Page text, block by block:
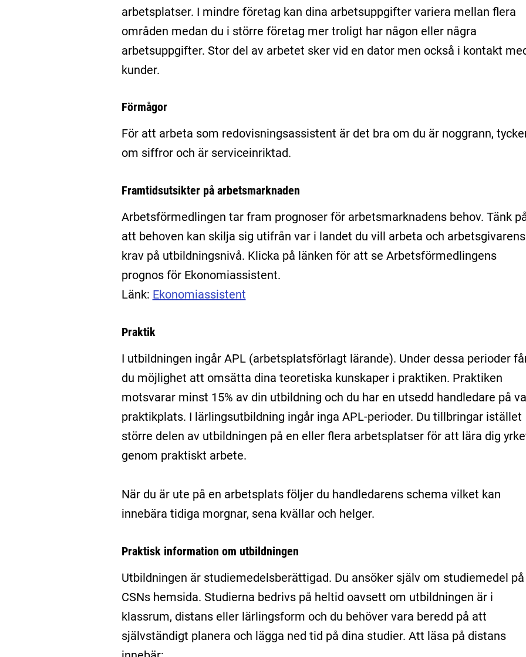
arbetsplatser. I mindre företag kan dina arbetsuppgifter variera mellan flera
områden medan du i större företag mer troligt har någon eller några
arbetsuppgifter. Stor del av arbetet sker vid en dator men också i kontakt
kunder.
Förmågor
För att arbeta som redovisningsassistent är det bra om du är noggrann,
om siffror och är serviceinriktad.
Framtidsutsikter på arbetsmarknaden
Arbetsförmedlingen tar fram prognoser för arbetsmarknadens behov. Tänk
att behoven kan skilja sig utifrån var i landet du vill arbeta och arbetsgivarens
krav på utbildningsnivå. Klicka på länken för att se Arbetsförmedlingens
prognos för Ekonomiassistent.
Länk: Ekonomiassistent
Praktik
I utbildningen ingår APL (arbetsplatsförlagt lärande). Under dessa perioder
du möjlighet att omsätta dina teoretiska kunskaper i praktiken. Praktiken
motsvarar minst 15% av din utbildning och du har en utsedd handledare på
praktikplats. I lärlingsutbildning ingår inga APL-perioder. Du tillbringar istället
större delen av utbildningen på en eller flera arbetsplatser för att lära dig
genom praktiskt arbete.
När du är ute på en arbetsplats följer du handledarens schema vilket kan
innebära tidiga morgnar, sena kvällar och helger.
Praktisk information om utbildningen
Utbildningen är studiemedelsberättigad. Du ansöker själv om studiemedel på
CSNs hemsida. Studierna bedrivs på heltid oavsett om utbildningen är i
klassrum, distans eller lärlingsform och du behöver vara beredd på att
självständigt planera och lägga ned tid på dina studier. Att läsa på distans